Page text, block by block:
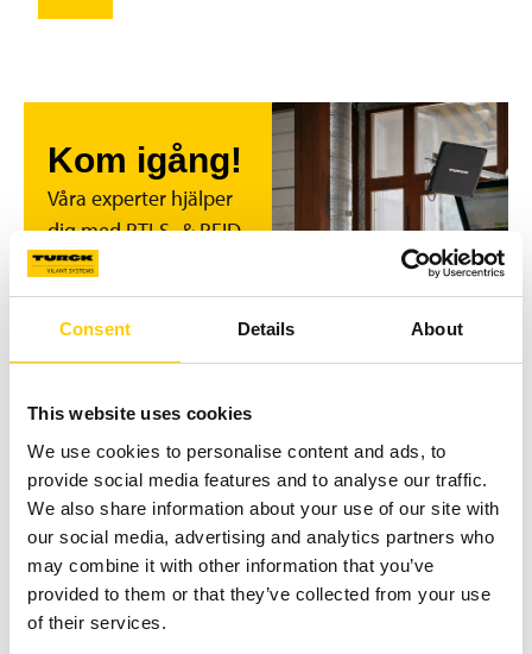
Consent Details About
This website uses cookies
We use cookies to personalise content and ads, to
provide social media features and to analyse our traffic.
We also share information about your use of our site with
our social media, advertising and analytics partners who
may combine it with other information that you’ve
provided to them or that they’ve collected from your use
of their services.
Kom igång!
Våra experter hjälper
dig med RTLS- & RFID-
implementering,
planering, KPI-
sättning, installation,
tester, utbildning och
du kan tänkas ha.
BOKA GRATIS
KONSULTATION
BEKANTA DIG
MED ARTIKLAR
I VÅR
KUNSKAPSBAS
PÅ ENGELSKA.